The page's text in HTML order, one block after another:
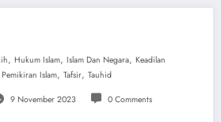
, Hukum Islam, Islam Dan Negara, Keadilan
Pemikiran Islam, Tafsir, Tauhid
9 November 2023 0 Comments